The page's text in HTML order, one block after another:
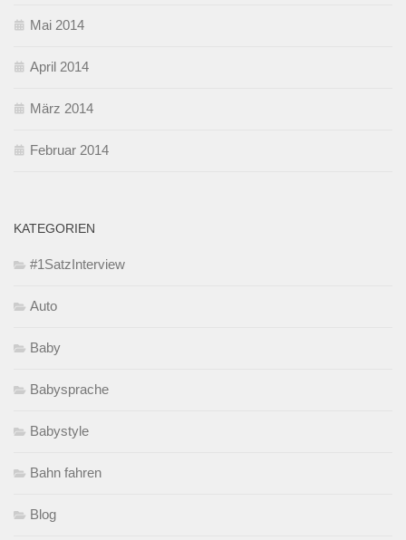
Mai 2014
April 2014
März 2014
Februar 2014
KATEGORIEN
#1SatzInterview
Auto
Baby
Babysprache
Babystyle
Bahn fahren
Blog